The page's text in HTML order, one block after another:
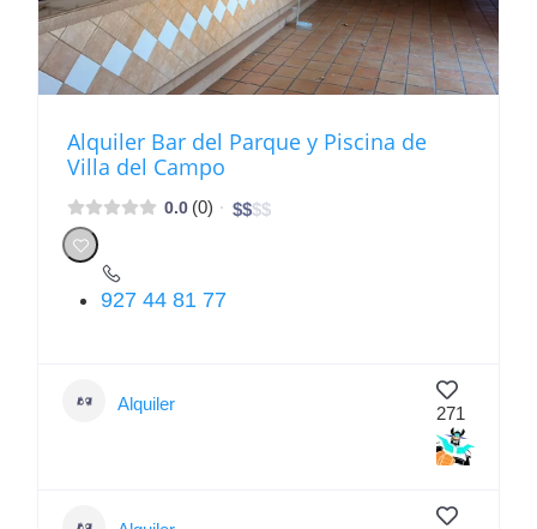
Alquiler Bar del Parque y Piscina de
Villa del Campo
0.0 (0) $$$$
927 44 81 77
Alquiler 271